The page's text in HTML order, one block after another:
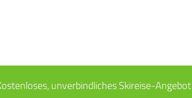
unverbindliches Skireise-Angebot